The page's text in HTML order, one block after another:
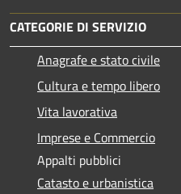
CATEGORIE DI SERVIZIO
Anagrafe e stato civile
Cultura e tempo libero
Vita lavorativa
Imprese e Commercio
Appalti pubblici
Catasto e urbanistica